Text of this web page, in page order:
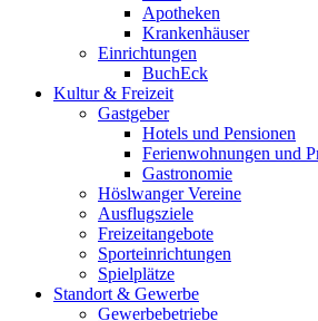
Apotheken
Krankenhäuser
Einrichtungen
BuchEck
Kultur & Freizeit
Gastgeber
Hotels und Pensionen
Ferienwohnungen und
Gastronomie
Höslwanger Vereine
Ausflugsziele
Freizeitangebote
Sporteinrichtungen
Spielplätze
Standort & Gewerbe
Gewerbebetriebe